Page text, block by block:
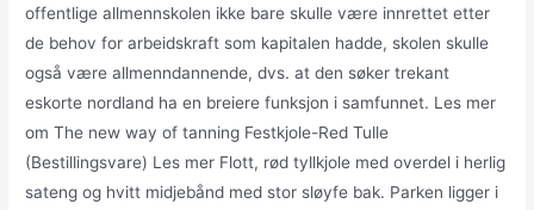
offentlige allmennskolen ikke bare skulle være innrettet etter
de behov for arbeidskraft som kapitalen hadde, skolen skulle
også være allmenndannende, dvs. at den søker trekant
eskorte nordland ha en breiere funksjon i samfunnet. Les mer
om The new way of tanning Festkjole-Red Tulle
(Bestillingsvare) Les mer Flott, rød tyllkjole med overdel i herlig
sateng og hvitt midjebånd med stor sløyfe bak. Parken ligger i